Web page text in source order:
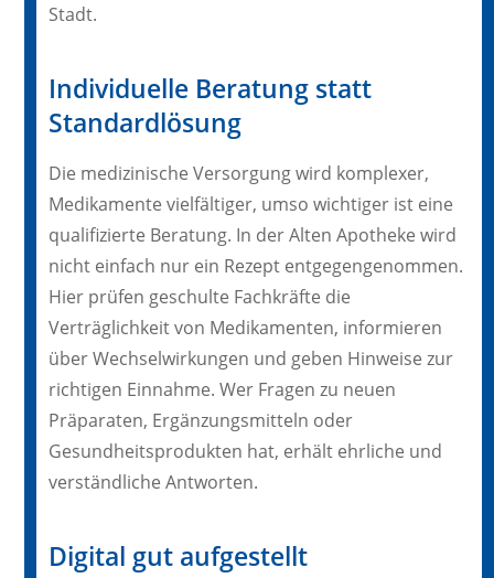
Stadt.
Individuelle Beratung statt
Standardlösung
Die medizinische Versorgung wird komplexer,
Medikamente vielfältiger, umso wichtiger ist eine
qualifizierte Beratung. In der Alten Apotheke wird
nicht einfach nur ein Rezept entgegengenommen.
Hier prüfen geschulte Fachkräfte die
Verträglichkeit von Medikamenten, informieren
über Wechselwirkungen und geben Hinweise zur
richtigen Einnahme. Wer Fragen zu neuen
Präparaten, Ergänzungsmitteln oder
Gesundheitsprodukten hat, erhält ehrliche und
verständliche Antworten.
Digital gut aufgestellt